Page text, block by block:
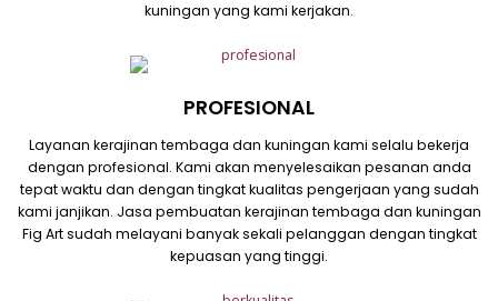
kuningan yang kami kerjakan.
PROFESIONAL
Layanan kerajinan tembaga dan kuningan kami selalu bekerja
dengan profesional. Kami akan menyelesaikan pesanan anda
tepat waktu dan dengan tingkat kualitas pengerjaan yang sudah
kami janjikan. Jasa pembuatan kerajinan tembaga dan kuningan
Fig Art sudah melayani banyak sekali pelanggan dengan tingkat
kepuasan yang tinggi.